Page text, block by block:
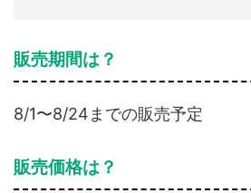
販売期間は？
8/1〜8/24までの販売予定
販売価格は？